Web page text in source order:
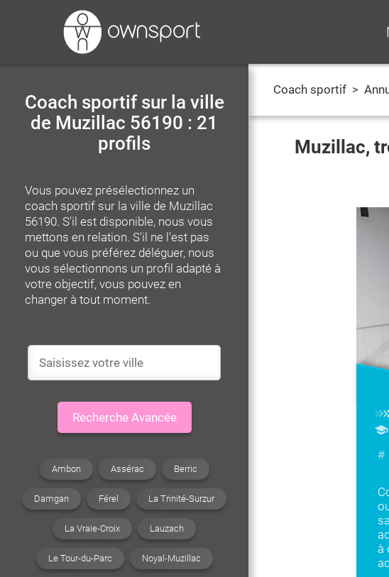
Coach sportif sur la ville
de Muzillac 56190 : 21
profils
Vous pouvez présélectionnez un
coach sportif sur la ville de Muzillac
56190. S'il est disponible, nous vous
mettons en relation. S'il ne l'est pas
ou que vous préférez déléguer, nous
vous sélectionnons un profil adapté à
votre objectif, vous pouvez en
changer à tout moment.
Recherche Avancée
Ambon Assérac Berric
Damgan Férel La Trinité-Surzur
La Vraie-Croix Lauzach
Le Tour-du-Parc Noyal-Muzillac
Coach sportif >
Muzillac,
#
à